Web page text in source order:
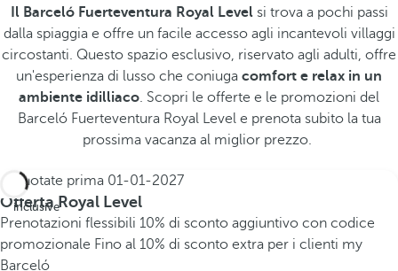
Il Barceló Fuerteventura Royal Levelsi trova a pochi passi
dalla spiaggia e offre un facile accesso agli incantevoli villaggi
circostanti. Questo spazio esclusivo, riservato agli adulti, offre
un'esperienza di lusso che coniuga comfort e relax in un
ambiente idilliaco. Scopri le offerte e le promozioni del
Barceló Fuerteventura Royal Level e prenota subito la tua
prossima vacanza al miglior prezzo.
All
inclusive
Prenotate prima 01-01-2027
Offerta Royal Level
Prenotazioni flessibili 10% di sconto aggiuntivo con codice
promozionale Fino al 10% di sconto extra per i clienti my
Barceló